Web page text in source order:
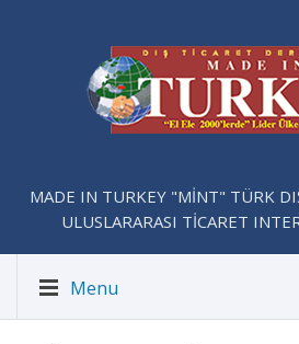
MADE IN TURKEY "MİNT" TÜRK
ULUSLARARASI TİCARET
Menu